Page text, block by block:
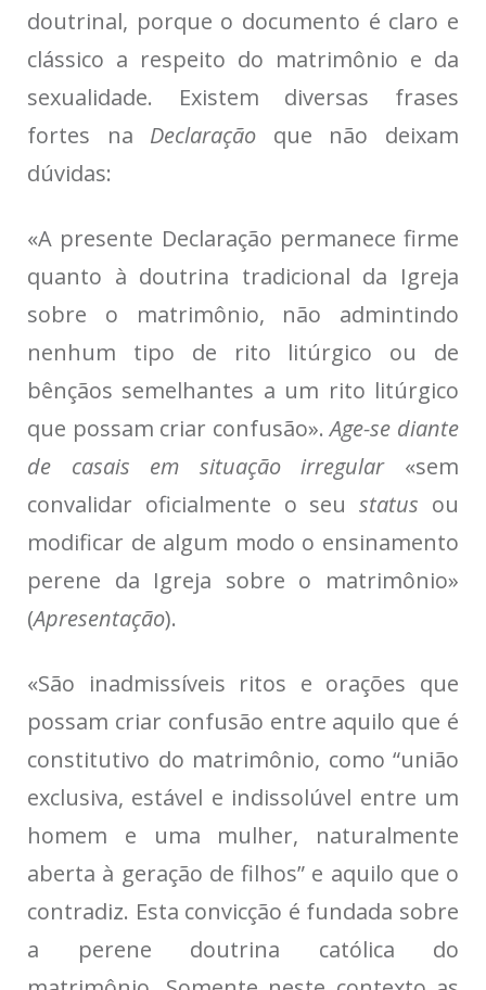
doutrinal, porque o documento é claro e
clássico a respeito do matrimônio e da
sexualidade. Existem diversas frases
fortes na Declaração que não deixam
dúvidas:
«A presente Declaração permanece firme
quanto à doutrina tradicional da Igreja
sobre o matrimônio, não admintindo
nenhum tipo de rito litúrgico ou de
bênçãos semelhantes a um rito litúrgico
que possam criar confusão».Age-se diante
de casais em situação irregular«sem
convalidar oficialmente o seustatus ou
modificar de algum modo o ensinamento
perene da Igreja sobre o matrimônio»
(Apresentação).
«São inadmissíveis ritos e orações que
possam criar confusão entre aquilo que é
constitutivo do matrimônio, como “união
exclusiva, estável e indissolúvel entre um
homem e uma mulher, naturalmente
aberta à geração de filhos” e aquilo que o
contradiz. Esta convicção é fundada sobre
a perene doutrina católica do